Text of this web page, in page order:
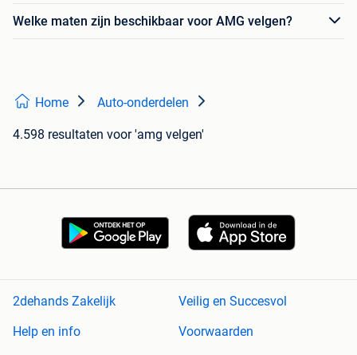
Welke maten zijn beschikbaar voor AMG velgen?
Home Auto-onderdelen
4.598 resultaten voor 'amg velgen'
2dehands Zakelijk
Veilig en Succesvol
Help en info
Voorwaarden